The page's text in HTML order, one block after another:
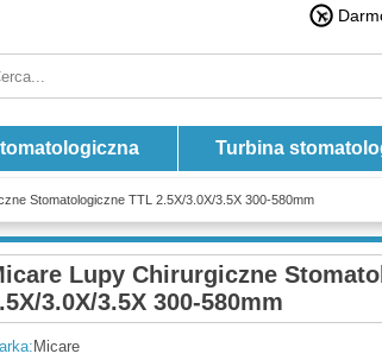
Turbina
Stomatologiczne TTL 2.5X/3.0X/3.5X 300-580mm
Lupy Chirurgiczne
3.0X/3.5X 300-580mm
Micare